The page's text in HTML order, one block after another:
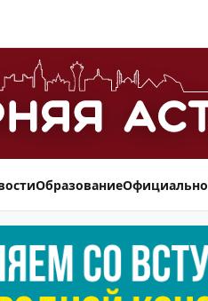
ОбразованиеОфициально